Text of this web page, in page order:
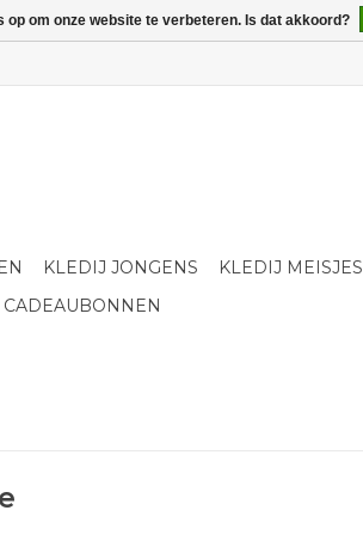
KLEDIJ JONGENS KLEDIJ MEISJES
CADEAUBONNEN
op om onze website te verbeteren. Is dat akkoord?